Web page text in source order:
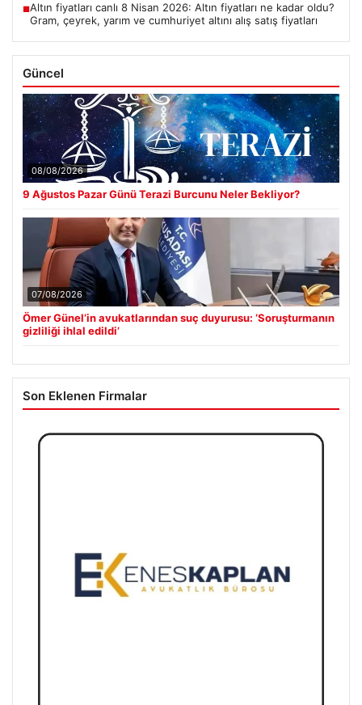
■Altın fiyatları canlı 8 Nisan 2026: Altın fiyatları ne kadar oldu?
Gram, çeyrek, yarım ve cumhuriyet altını alış satış fiyatları
Güncel
08/08/2026
9 Ağustos Pazar Günü Terazi Burcunu Neler Bekliyor?
07/08/2026
Ömer Günel’in avukatlarından suç duyurusu: ‘Soruşturmanın
gizliliği ihlal edildi’
Son Eklenen Firmalar